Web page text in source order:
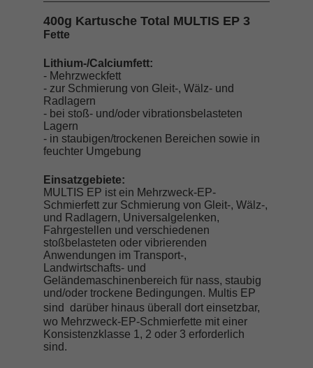
400g Kartusche Total MULTIS EP 3
Fette
Lithium-/Calciumfett:
- Mehrzweckfett
- zur Schmierung von Gleit-, Wälz- und
Radlagern
- bei stoß- und/oder vibrationsbelasteten
Lagern
- in staubigen/trockenen Bereichen sowie in
feuchter Umgebung
Einsatzgebiete:
MULTIS EP ist ein Mehrzweck-EP-
Schmierfett zur Schmierung von Gleit-, Wälz-,
und Radlagern, Universalgelenken,
Fahrgestellen und verschiedenen
stoßbelasteten oder vibrierenden
Anwendungen im Transport-,
Landwirtschafts- und
Geländemaschinenbereich für nass, staubig
und/oder trockene Bedingungen. Multis EP
sind darüber hinaus überall dort einsetzbar,
wo Mehrzweck-EP-Schmierfette mit einer
Konsistenzklasse 1, 2 oder 3 erforderlich
sind.